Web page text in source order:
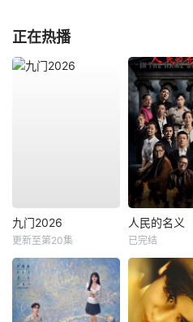
正在热播
九门2026
更新至第20集
人民的名义
已完结